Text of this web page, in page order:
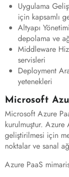
Uygulama
için kapsamlı
Altyapı
depolama ve
Middleware
servisleri
Deployment
yetenekleri
Microsoft
Microsoft Azure
kurulmuştur.
geliştirilmesi için
noktalar ve sanal
Azure PaaS